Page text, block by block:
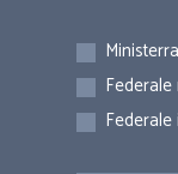
Inschrijvingen